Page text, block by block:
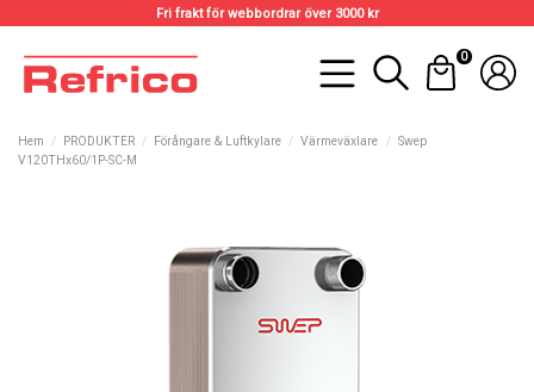
Fri frakt för webbordrar över 3000 kr
0
Hem PRODUKTER Förångare & Luftkylare Värmeväxlare
Swep
V120THx60/1P-SC-M